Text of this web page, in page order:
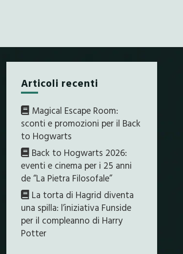
Articoli recenti
Magical Escape Room:
sconti e promozioni per il Back
to Hogwarts
Back to Hogwarts 2026:
eventi e cinema per i 25 anni
de “La Pietra Filosofale”
La torta di Hagrid diventa
una spilla: l’iniziativa Funside
per il compleanno di Harry
Potter